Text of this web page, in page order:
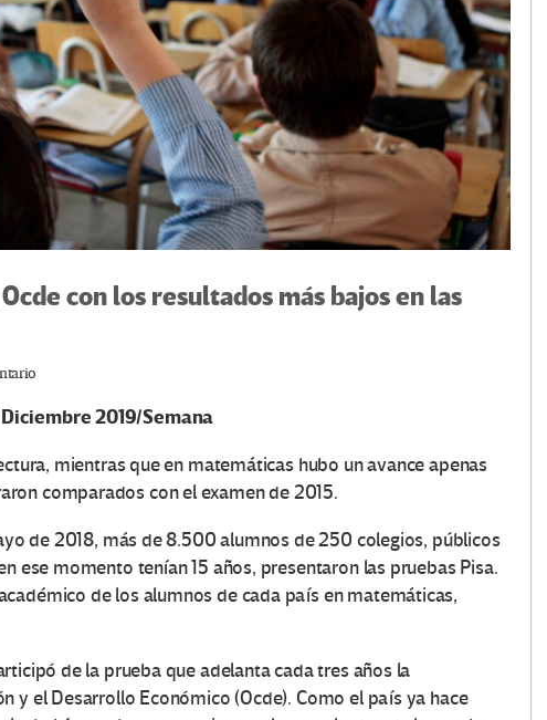
con los resultados más bajos en las
2019/Semana
mientras que en matemáticas hubo un avance apenas
comparados con el examen de 2015.
de 2018, más de 8.500 alumnos de 250 colegios, públicos
ese momento tenían 15 años, presentaron las pruebas Pisa.
de los alumnos de cada país en matemáticas,
de la prueba que adelanta cada tres años la
y el Desarrollo Económico (Ocde). Como el país ya hace